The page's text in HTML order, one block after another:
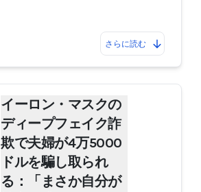
さらに読む
イーロン・マスクの
ディープフェイク詐
欺で夫婦が4万5000
ドルを騙し取られ
る：「まさか自分が